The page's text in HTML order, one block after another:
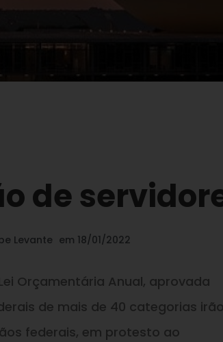
de
Levante em 18/01/2022
Orçamentária Anual, aprovada
de mais de 40 categorias irão
federais, em protesto ao